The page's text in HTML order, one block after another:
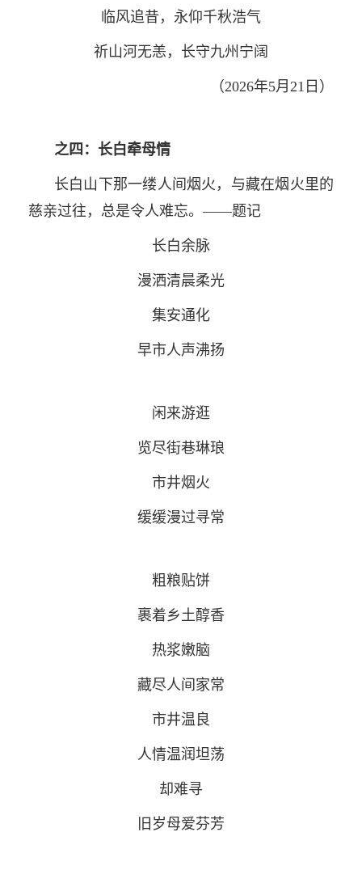
临风追昔，永仰千秋浩气
祈山河无恙，长守九州宁阔
（2026年5月21日）
之四：长白牵母情
长白山下那一缕人间烟火，与藏在烟火里的
慈亲过往，总是令人难忘。——题记
长白余脉
漫洒清晨柔光
集安通化
早市人声沸扬
闲来游逛
览尽街巷琳琅
市井烟火
缓缓漫过寻常
粗粮贴饼
裹着乡土醇香
热浆嫩脑
藏尽人间家常
市井温良
人情温润坦荡
却难寻
旧岁母爱芬芳